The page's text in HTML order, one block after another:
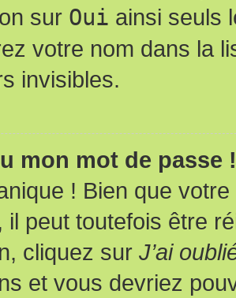
sur Oui ainsi seuls
votre nom dans la
invisibles.
mon mot de passe !
! Bien que
il peut toutefois être
cliquez sur J’ai
et vous devriez